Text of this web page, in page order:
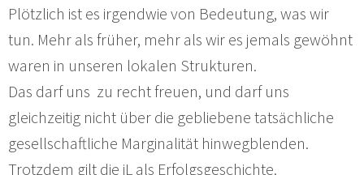
Plötzlich ist es irgendwie von Bedeutung, was wir
tun. Mehr als früher, mehr als wir es jemals gewöhnt
waren in unseren lokalen Strukturen.
Das darf uns zu recht freuen, und darf uns
gleichzeitig nicht über die gebliebene tatsächliche
gesellschaftliche Marginalität hinwegblenden.
Trotzdem gilt die iL als Erfolgsgeschichte.